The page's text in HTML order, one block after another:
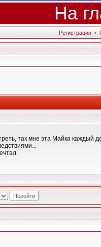
На
Регистрация •
так мне эта Майка каждый